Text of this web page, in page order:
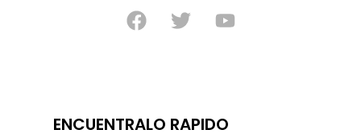
ENCUENTRALO RAPIDO